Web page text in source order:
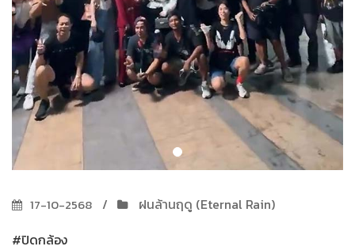
17-10-2568
ฝนล้านฤดู (Eternal Rain)
#ปิดกล้อง